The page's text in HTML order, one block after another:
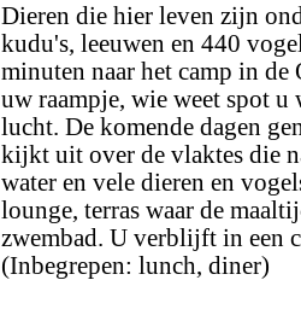
Dieren die hier leven zijn
kudu's, leeuwen en 440
minuten naar het camp in
uw raampje, wie weet spot
lucht. De komende dagen
kijkt uit over de vlaktes die
water en vele dieren en
lounge, terras waar de
zwembad. U verblijft in een
(Inbegrepen: lunch, diner)